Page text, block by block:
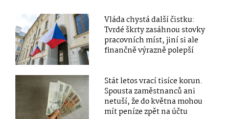
Vláda chystá další čistku:
Tvrdé škrty zasáhnou stovky
pracovních míst, jiní si ale
finančně výrazně polepší
Stát letos vrací tisíce korun.
Spousta zaměstnanců ani
netuší, že do května mohou
mít peníze zpět na účtu